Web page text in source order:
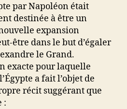
par Napoléon était
destinée à être un
expansion
être dans le but d’égaler
le Grand.
exacte pour laquelle
a fait l’objet de
récit suggérant que
: